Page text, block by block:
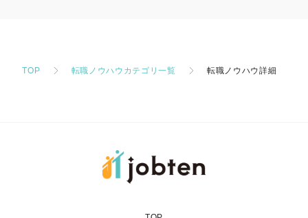
TOP 転職ノウハウカテゴリ一覧 転職ノウハウ詳細